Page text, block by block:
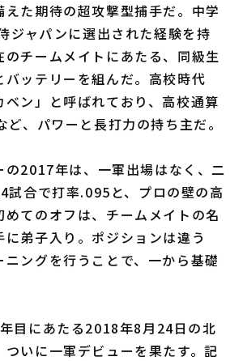
で開く） よくある質問
アルバイト募集（別ウィンドウで開く
た期待の超攻撃型捕手だ。中学
ジャパンに選出された経験を持
のチームメイトにあたる、同級生
バッテリーを組んだ。高校時代
ベン」と呼ばれており、高校通算
、パワーと長打力の持ち主だ。
2017年は、一軍出場はなく、二
試合で打率.095と、プロの壁の高
めてのオフは、チームメイトの名
弟子入り。ポジションは違う
ングを行うことで、一から基礎
目にあたる2018年8月24日の北
いに一軍デビューを果たす。記